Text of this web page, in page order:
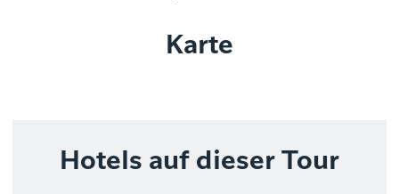
Karte
Hotels auf dieser Tour